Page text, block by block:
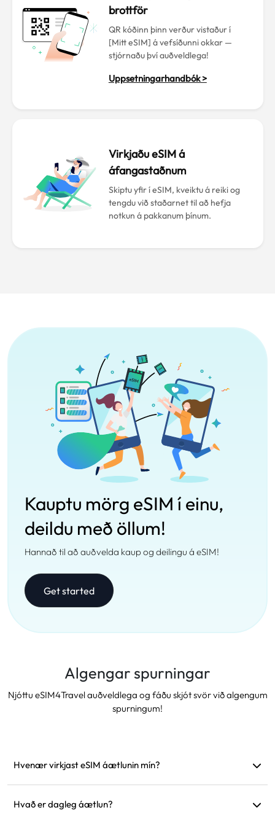
brottför
QR kóðinn þinn verður vistaður í
[Mitt eSIM] á vefsíðunni okkar —
stjórnaðu því auðveldlega!
Uppsetningarhandbók >
Virkjaðu eSIM á
áfangastaðnum
Skiptu yfir í eSIM, kveiktu á reiki og
tengdu við staðarnet til að hefja
notkun á pakkanum þínum.
Kauptu mörg eSIM í einu,
deildu með öllum!
Hannað til að auðvelda kaup og deilingu á eSIM!
Get started
Algengar spurningar
Njóttu eSIM4Travel auðveldlega og fáðu skjót svör við algengum
spurningum!
Hvenær virkjast eSIM áætlunin mín?
mælum með að setja hana upp áður en farið er af stað.
Hvað er dagleg áætlun?